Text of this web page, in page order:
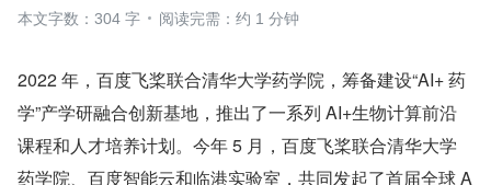
本文字数：304 字
阅读完需：约 1 分钟
2022 年，百度飞桨联合清华大学药学院，筹备建设“AI+ 药
学”产学研融合创新基地，推出了一系列 AI+生物计算前沿
课程和人才培养计划。今年 5 月，百度飞桨联合清华大学
药学院、百度智能云和临港实验室，共同发起了首届全球 A